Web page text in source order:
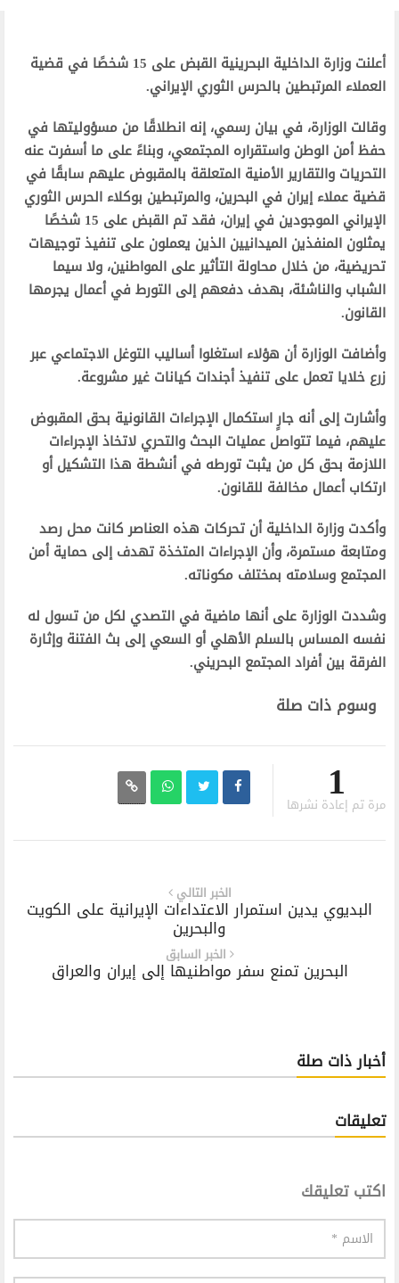
أعلنت وزارة الداخلية البحرينية القبض على 15 شخصًا في قضية
العملاء المرتبطين بالحرس الثوري الإيراني.
وقالت الوزارة، في بيان رسمي، إنه انطلاقًا من مسؤوليتها في
حفظ أمن الوطن واستقراره المجتمعي، وبناءً على ما أسفرت عنه
التحريات والتقارير الأمنية المتعلقة بالمقبوض عليهم سابقًا في
قضية عملاء إيران في البحرين، والمرتبطين بوكلاء الحرس الثوري
الإيراني الموجودين في إيران، فقد تم القبض على 15 شخصًا
يمثلون المنفذين الميدانيين الذين يعملون على تنفيذ توجيهات
تحريضية، من خلال محاولة التأثير على المواطنين، ولا سيما
الشباب والناشئة، بهدف دفعهم إلى التورط في أعمال يجرمها
القانون.
وأضافت الوزارة أن هؤلاء استغلوا أساليب التوغل الاجتماعي عبر
زرع خلايا تعمل على تنفيذ أجندات كيانات غير مشروعة.
وأشارت إلى أنه جارٍ استكمال الإجراءات القانونية بحق المقبوض
عليهم، فيما تتواصل عمليات البحث والتحري لاتخاذ الإجراءات
اللازمة بحق كل من يثبت تورطه في أنشطة هذا التشكيل أو
ارتكاب أعمال مخالفة للقانون.
وأكدت وزارة الداخلية أن تحركات هذه العناصر كانت محل رصد
ومتابعة مستمرة، وأن الإجراءات المتخذة تهدف إلى حماية أمن
المجتمع وسلامته بمختلف مكوناته.
وشددت الوزارة على أنها ماضية في التصدي لكل من تسول له
نفسه المساس بالسلم الأهلي أو السعي إلى بث الفتنة وإثارة
الفرقة بين أفراد المجتمع البحريني.
وسوم ذات صلة
1
مرة تم إعادة نشرها
الخبر التالي
البديوي يدين استمرار الاعتداءات الإيرانية على الكويت
والبحرين
الخبر السابق
البحرين تمنع سفر مواطنيها إلى إيران والعراق
أخبار ذات صلة
تعليقات
اكتب تعليقك